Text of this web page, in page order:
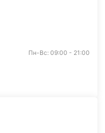
Пн-Вс: 09:00 - 21:00